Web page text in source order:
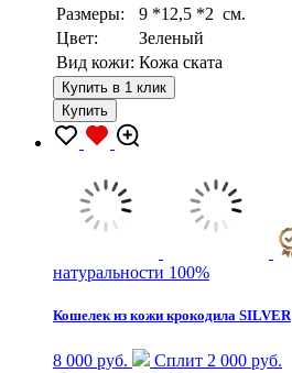
Размеры:
9 *12,5 *2 см.
Цвет:
Зеленый
Вид кожи: Кожа ската
Купить в 1 клик
Купить
натуральности 100%
Кошелек из кожи крокодила SILVER
8 000 руб.
Сплит 2 000 руб.